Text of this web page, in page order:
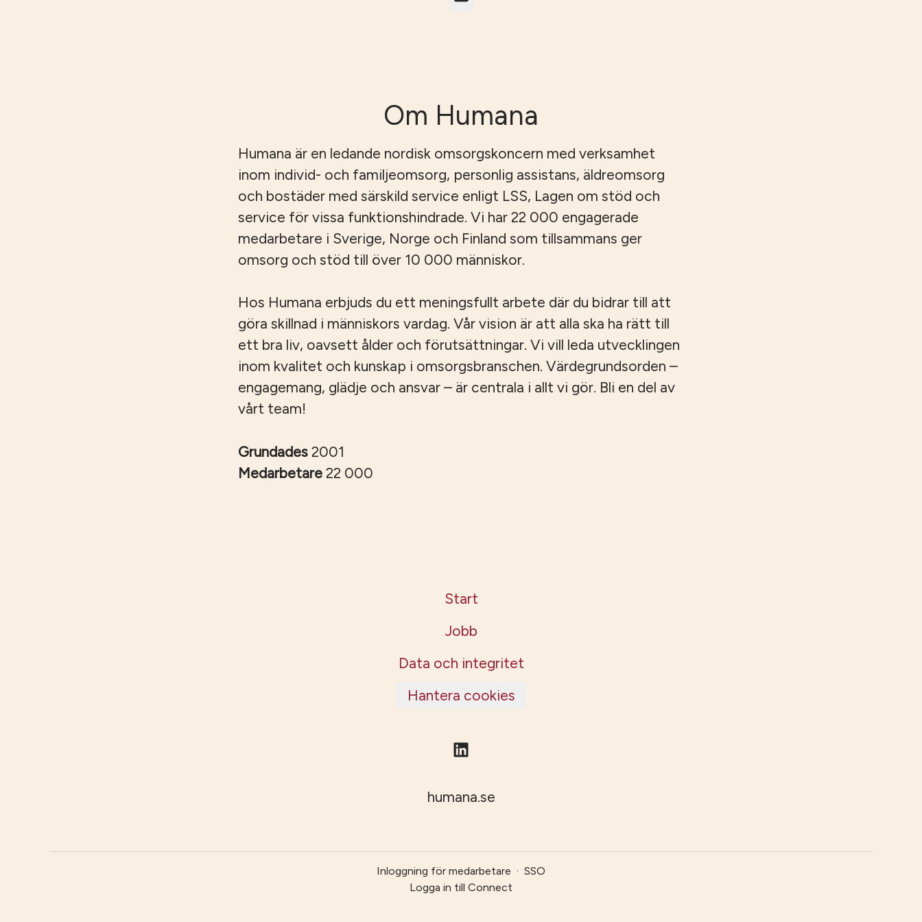
Om Humana
Humana är en ledande nordisk omsorgskoncern med verksamhet
inom individ- och familjeomsorg, personlig assistans, äldreomsorg
och bostäder med särskild service enligt LSS, Lagen om stöd och
service för vissa funktionshindrade. Vi har 22 000 engagerade
medarbetare i Sverige, Norge och Finland som tillsammans ger
omsorg och stöd till över 10 000 människor.
Hos Humana erbjuds du ett meningsfullt arbete där du bidrar till att
göra skillnad i människors vardag. Vår vision är att alla ska ha rätt till
ett bra liv, oavsett ålder och förutsättningar. Vi vill leda utvecklingen
inom kvalitet och kunskap i omsorgsbranschen. Värdegrundsorden –
engagemang, glädje och ansvar – är centrala i allt vi gör. Bli en del av
vårt team!
Grundades 2001
Medarbetare 22 000
Start
Jobb
Data och integritet
Hantera cookies
humana.se
Inloggning för medarbetare · SSO
Logga in till Connect